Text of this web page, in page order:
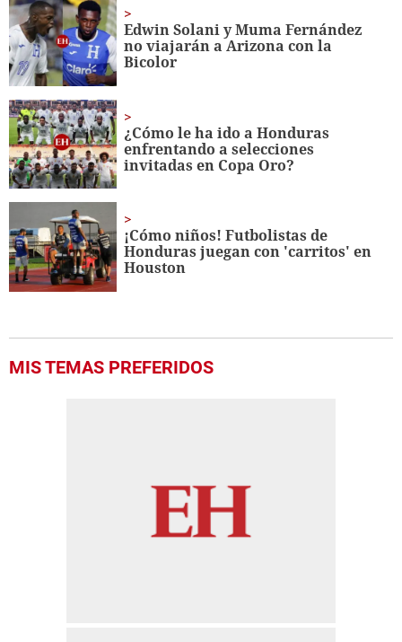
1
minute,
56
seconds
Edwin Solani y Muma Fernández
no viajarán a Arizona con la
Bicolor
¿Cómo le ha ido a Honduras
enfrentando a selecciones
invitadas en Copa Oro?
¡Cómo niños! Futbolistas de
Honduras juegan con 'carritos' en
Houston
MIS TEMAS PREFERIDOS